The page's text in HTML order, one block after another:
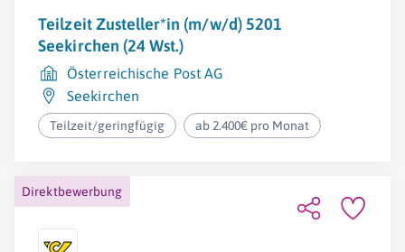
Teilzeit Zusteller*in (m/w/d) 5201
Seekirchen (24 Wst.)
Österreichische Post AG
Seekirchen
Teilzeit/geringfügig ab 2.400€ pro Monat
Direktbewerbung